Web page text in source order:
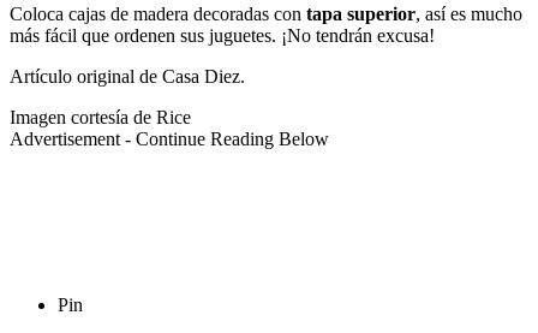
Coloca cajas de madera decoradas con tapa superior, así es mucho
más fácil que ordenen sus juguetes. ¡No tendrán excusa!
Artículo original de Casa Diez.
Imagen cortesía de Rice
Advertisement - Continue Reading Below
Pin